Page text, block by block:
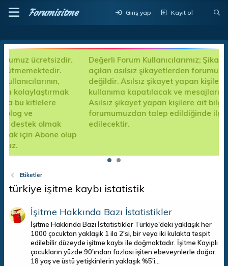
Forumisitme Giriş yap Kayıt ol
Değerli Forum Kullanıcılarımız; Şikayet kısımlarında
açılan asılsız şikayetlerden forumumuz sorumlu
değildir. Asılsız şikayet yapan kişiler için forum
kullanıma kapatılacak ve mesajları silinecektir.
Asılsız şikayet yapan kişilere ait bilgiler resmi kanalla
forumumuzdan talep edildiğinde ilgili kuruma teslim
edilecektir.
Etiketler
türkiye işitme kaybı istatistik
İşitme Hakkında Bazı İstatistikler
İşitme Hakkında Bazı İstatistikler Türkiye'deki yaklaşık her
1000 çocuktan yaklaşık 1 ila 2'si, bir veya iki kulakta tespit
edilebilir düzeyde işitme kaybı ile doğmaktadır. İşitme Kayıplı
çocukların yüzde 90'ından fazlası işiten ebeveynlerle doğar.
18 yaş ve üstü yetişkinlerin yaklaşık %5'i...